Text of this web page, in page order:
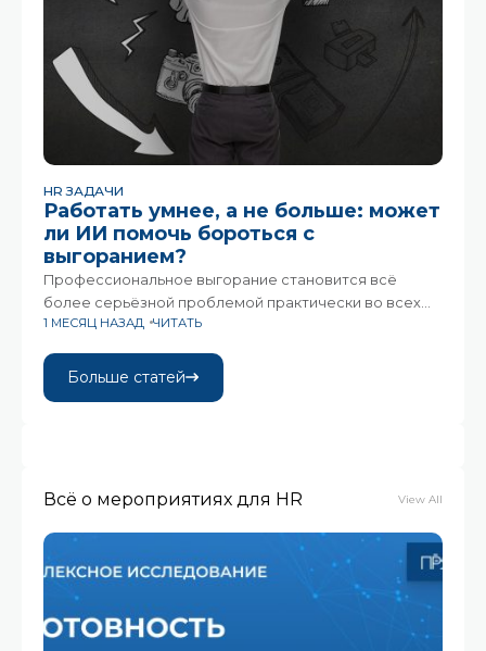
HR ЗАДАЧИ
Работать умнее, а не больше: может
ли ИИ помочь бороться с
выгоранием?
Профессиональное выгорание становится всё
более серьёзной проблемой практически во всех
отраслях. При этом искусственный интеллект
решению.Всемирная организация здравоохранения
признаёт выгорание «профессиональным
1 МЕСЯЦ НАЗАД ЧИТАТЬ
Больше статей
Всё о мероприятиях для HR View All